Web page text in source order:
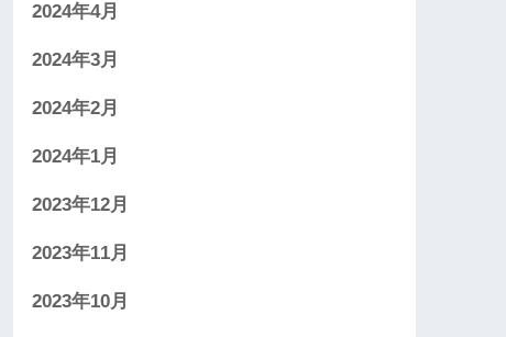
2024年4月
2024年3月
2024年2月
2024年1月
2023年12月
2023年11月
2023年10月